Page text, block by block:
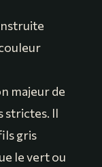
majeur de
strictes. Il
gris
le vert ou